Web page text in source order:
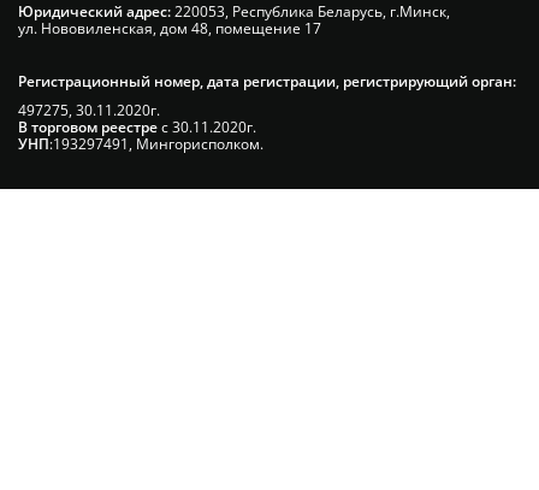
Юридический адрес:220053, Республика Беларусь, г.Минск,
ул. Нововиленская, дом 48, помещение 17
Регистрационный номер, дата регистрации, регистрирующий орган:
497275, 30.11.2020г.
В торговом реестрес 30.11.2020г.
УНП:193297491, Мингорисполком.